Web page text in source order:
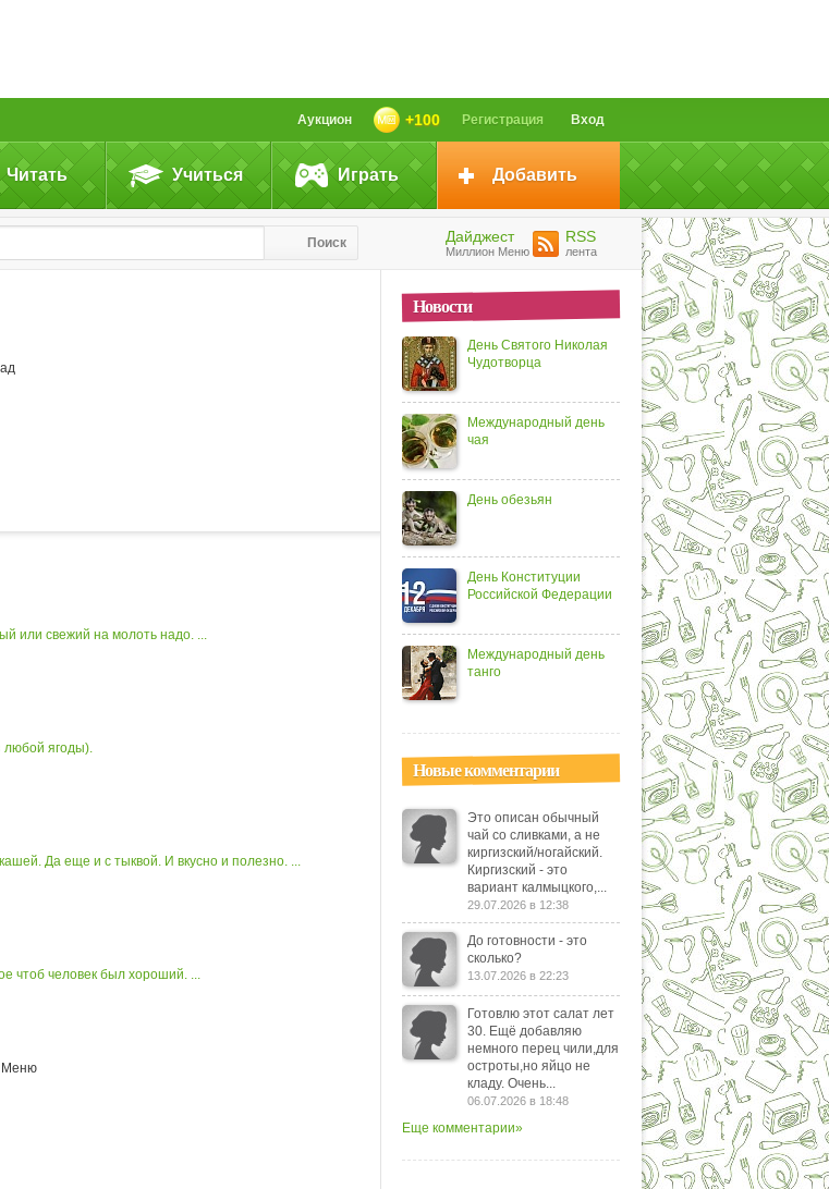
Вход
Регистрация
+100
Аукцион
Читать Учиться Играть Добавить
Поиск Дайджест
Миллион Меню
RSS
лента
или свежий на молоть надо. ...
любой ягоды).
Да еще и с тыквой. И вкусно и полезно. ...
чтоб человек был хороший. ...
Меню
Новости
День Святого Николая
Чудотворца
Международный день
чая
День обезьян
День Конституции
Российской Федерации
Международный день
танго
Новые комментарии
Это описан обычный
чай со сливками, а не
киргизский/ногайский.
Киргизский - это
вариант калмыцкого,...
29.07.2026 в 12:38
До готовности - это
сколько?
13.07.2026 в 22:23
Готовлю этот салат лет
30. Ещё добавляю
немного перец чили,для
остроты,но яйцо не
кладу. Очень...
06.07.2026 в 18:48
Еще комментарии»